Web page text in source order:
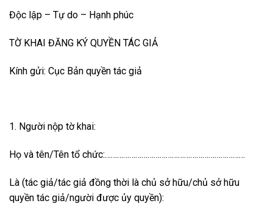
Độc lập – Tự do – Hạnh phúc
TỜ KHAI ĐĂNG KÝ QUYỀN TÁC GIẢ
Kính gửi: Cục Bản quyền tác giả
1. Người nộp tờ khai:
Họ và tên/Tên tổ chức:……………………………………………………………
Là (tác giả/tác giả đồng thời là chủ sở hữu/chủ sở hữu
quyền tác giả/người được ủy quyền):